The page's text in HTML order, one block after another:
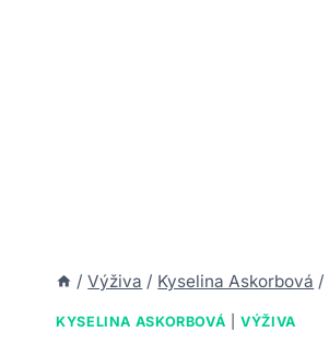
/ Výživa / Kyselina Askorbová /
KYSELINA ASKORBOVÁ |VÝŽIVA